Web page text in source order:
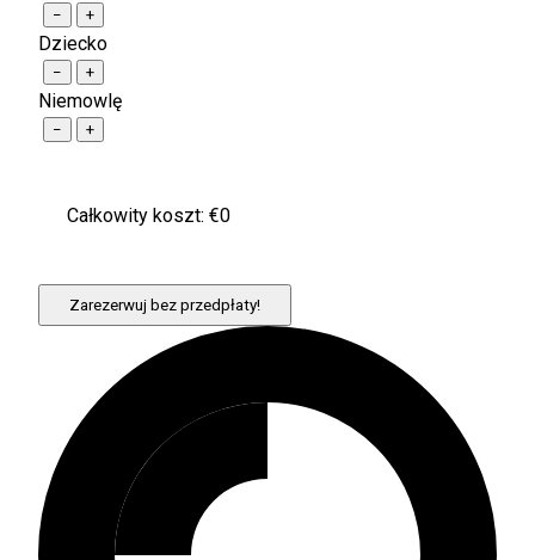
− +
Dziecko
− +
Niemowlę
− +
Całkowity koszt: €0
Zarezerwuj bez przedpłaty!